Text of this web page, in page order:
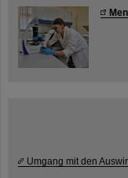
Umgang mit den